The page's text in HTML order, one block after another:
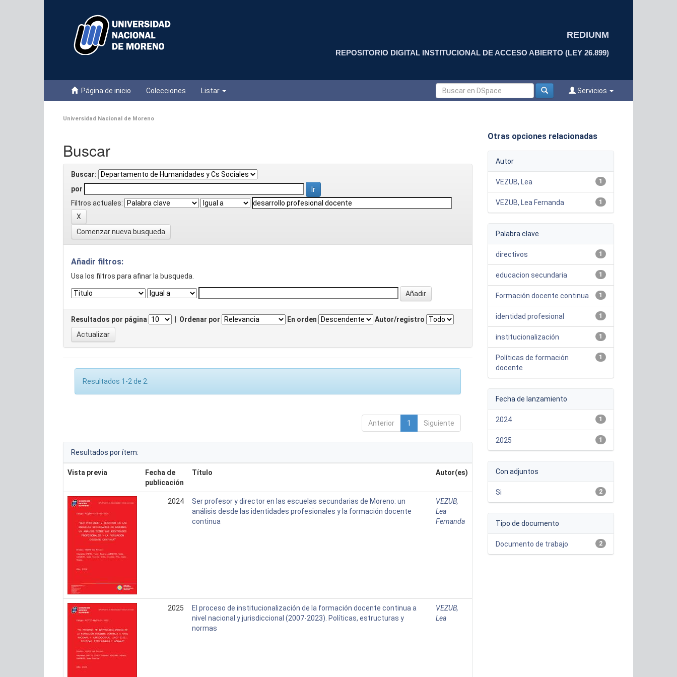
REDIUNM
REPOSITORIO DIGITAL INSTITUCIONAL DE ACCESO ABIERTO (LEY 26.899)
Página de inicio Colecciones Listar Servicios
Universidad Nacional de Moreno
Buscar
Buscar:
por
Filtros actuales:
Comenzar nueva busqueda
Añadir filtros:
Usa los filtros para afinar la busqueda.
Resultados por página Ordenar por En orden Autor/registro
Resultados 1-2 de 2.
Anterior 1 Siguiente
Resultados por ítem:
Vista previa
Fecha de
publicación
Título Autor(es)
2024
Ser profesor y director en las escuelas secundarias de Moreno: un
análisis desde las identidades profesionales y la formación docente
continua
VEZUB,
Lea
Fernanda
2025
El proceso de institucionalización de la formación docente continua a
nivel nacional y jurisdiccional (2007-2023). Políticas, estructuras y
normas
VEZUB,
Lea
Otras opciones relacionadas
Autor
1
VEZUB, Lea
1
VEZUB, Lea Fernanda
Palabra clave
1
directivos
1
educacion secundaria
1
Formación docente continua
1
identidad profesional
1
institucionalización
1
Políticas de formación
docente
Fecha de lanzamiento
1
2024
1
2025
Con adjuntos
2
Si
Tipo de documento
2
Documento de trabajo